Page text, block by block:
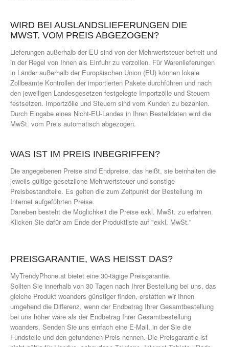
WIRD BEI AUSLANDSLIEFERUNGEN DIE
MWST. VOM PREIS ABGEZOGEN?
Lieferungen außerhalb der EU sind von der Mehrwertsteuer befreit und
in der Regel von Ihnen als Einfuhr zu verzollen. Für Warenlieferungen
in Länder außerhalb der Europäischen Union (EU) können lokale
Zollbeamte Kontrollen der importierten Pakete durchführen und nach
den jeweiligen Landesgesetzen festgelegte Importzölle und Steuern
festsetzen. Importzölle und Steuern sind vom Kunden zu bezahlen.
Durch Eingabe eines Nicht-EU-Landes in Ihren Bestelldaten wird die
MwSt. vom Preis automatisch abgezogen.
WAS IST IM PREIS INBEGRIFFEN?
Die angegebenen Preise sind Endpreise, das heißt, sie beinhalten die
jeweils gültige gesetzliche Mehrwertsteuer und sonstige
Preisbestandteile. Es gelten die zum Zeitpunkt der Bestellung im
Internet aufgeführten Preise.
Daneben besteht die Möglichkeit die Preise exkl. MwSt. zu erfahren.
Klicken Sie dafür am Ende der Produktliste auf "exkl. MwSt."
PREISGARANTIE, WAS HEISST DAS?
MyTrendyPhone.at bietet eine 30-tägige Preisgarantie.
Sollten Sie innerhalb von 30 Tagen nach Ihrer Bestellung bei uns, das
gleiche Produkt woanders günstiger finden, erstatten wir Ihnen
umgehend die Differenz, wenn der Endbetrag Ihrer Gesamtbestellung
bei uns höher wäre als der Endbetrag Ihrer Gesamtbestellung
woanders. Senden Sie uns einfach eine E-Mail, in der Sie die
Fundstelle und den gefundenen Preis nennen. Die Preisgarantie ist